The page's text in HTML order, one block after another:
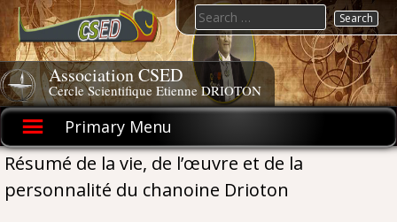
Skip
to
content
Association CSED
Cercle Scientifique Etienne DRIOTON
Primary Menu
Search
for:
Résumé de la vie, de l’œuvre et de la
personnalité du chanoine Drioton